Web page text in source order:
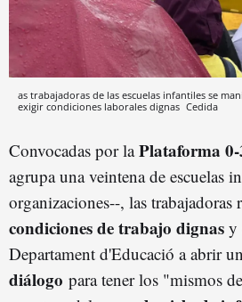
as trabajadoras de las escuelas infantiles se
exigir condiciones laborales dignas Cedida
Convocadas por laPlataforma
agrupa una veintena de escuelas
organizaciones--, las trabajadoras
condiciones de trabajo dignas y
Departament d'Educació a abrir un
diálogo para tener los "mismos